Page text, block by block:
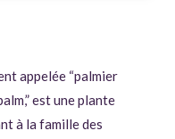
appelée “palmier
est une plante
à la famille des